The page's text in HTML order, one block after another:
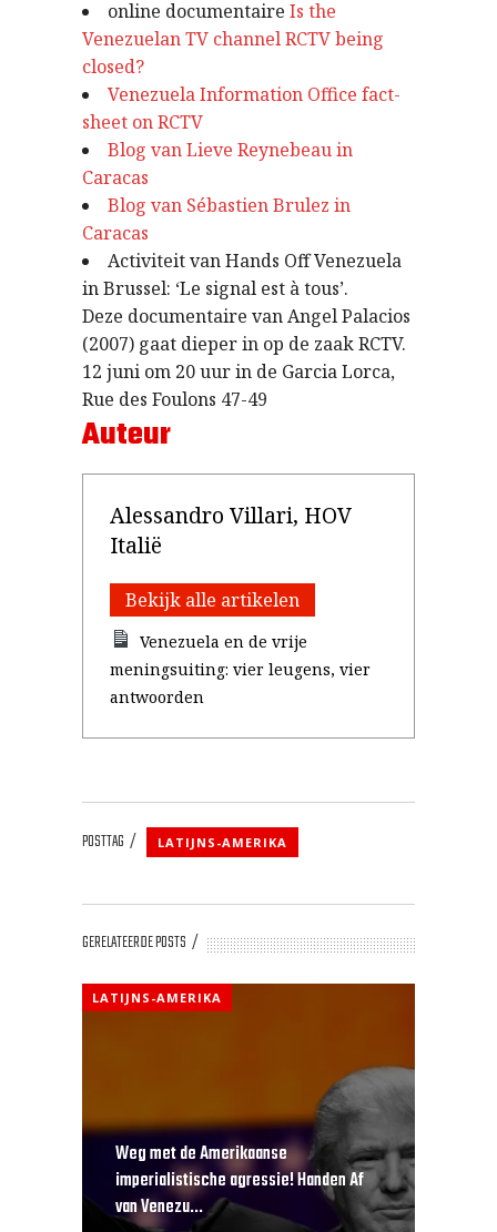
online documentaire Is the
Venezuelan TV channel RCTV being
closed?
Venezuela Information Office fact-
sheet on RCTV
Blog van Lieve Reynebeau in
Caracas
Blog van Sébastien Brulez in
Caracas
Activiteit van Hands Off Venezuela
in Brussel: ‘Le signal est à tous’.
Deze documentaire van Angel Palacios
(2007) gaat dieper in op de zaak RCTV.
12 juni om 20 uur in de Garcia Lorca,
Rue des Foulons 47-49
Auteur
Alessandro Villari, HOV
Italië
Bekijk alle artikelen
Venezuela en de vrije
meningsuiting: vier leugens, vier
antwoorden
POSTTAG LATIJNS-AMERIKA
GERELATEERDE POSTS
LATIJNS-AMERIKA
Weg met de Amerikaanse
imperialistische agressie! Handen Af
van Venezu...